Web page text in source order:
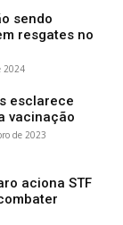
sendo
resgates no
2024
esclarece
vacinação
de 2023
aciona STF